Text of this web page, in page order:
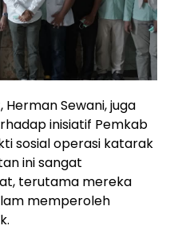
Herman Sewani, juga
inisiatif Pemkab
sosial operasi katarak
ini sangat
terutama mereka
memperoleh